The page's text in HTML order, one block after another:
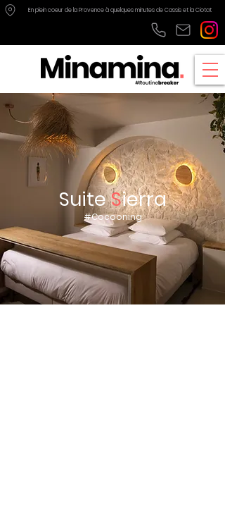
En plein coeur de la Provence à quelques minutes deCassiset la Ciotat
SuiteSierra
#Cocooning